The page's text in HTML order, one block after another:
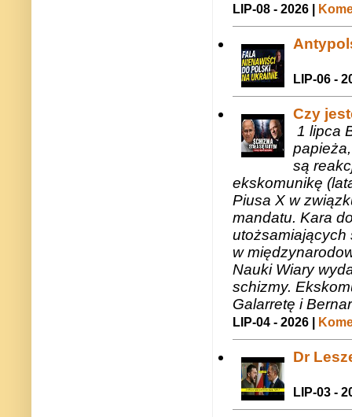
LIP-08 - 2026 |
LIP-06 -
Czy
1 lipca
są
ekskomunikę
Piusa X w
mandatu. Kara
utożsamiających
w
Nauki Wiary
schizmy.
Galarretę i
LIP-04 - 2026 |
Dr
LIP-03 -